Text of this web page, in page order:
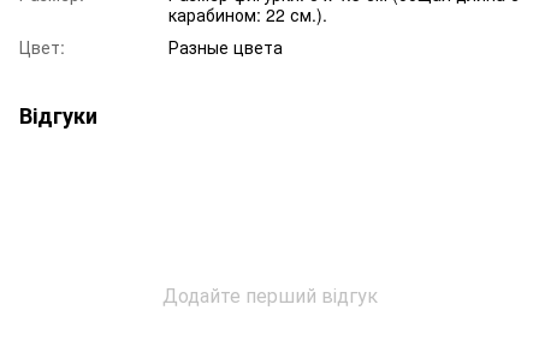
карабином: 22 см.).
Цвет:
Разные цвета
Відгуки
Додайте перший відгук